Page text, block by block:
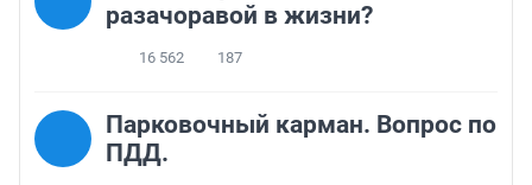
разачоравой в жизни?
16 562 187
Парковочный карман. Вопрос по
ПДД.